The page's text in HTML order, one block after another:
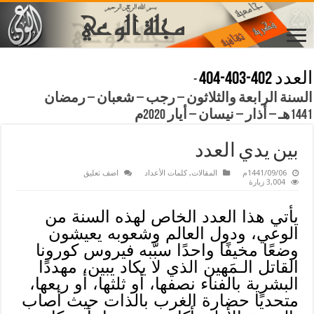
العدد 402-403-404
-
السنة الرابعة والثلاثون – رجب – شعبان – رمضان
1441هـ – أذار – نيسان – أيار 2020م
بين يدي العدد
1441/09/06م المقالات,كلمات الأعداد
اضف تعليق
3,004 زيارة
يأتي هذا العدد الخاص لهذه السنة من
الوعي، ودول العالم وشعوبه يعيشون
وضعًا مخيفًا واحدًا سبَّبه فيروس كورونا
القاتل الـمَهين الذي لا يكاد يبين، مهددًا
البشرية بالفناء نصفها، أو ثلثها، أو ربعها،
متحديًا حضارة الغرب بالذات حيث أصاب